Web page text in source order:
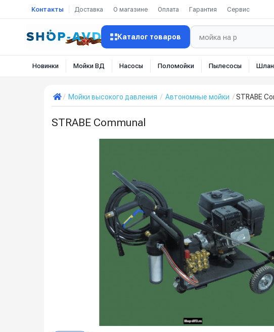
Контакты Доставка О магазине Оплата Гарантия Сервис
Каталог товаров
Новинки Мойки ВД Насосы Поломойки Пылесосы
Мойки высокого давления Автономные мойки STRABE
STRABE Communal